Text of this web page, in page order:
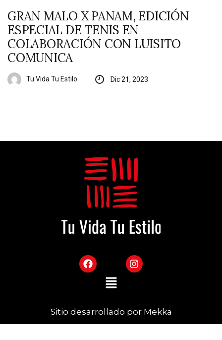
GRAN MALO X PANAM, EDICIÓN
ESPECIAL DE TENIS EN
COLABORACIÓN CON LUISITO
COMUNICA
Tu Vida Tu Estilo Dic 21, 2023
Sitio desarrollado por Mekka